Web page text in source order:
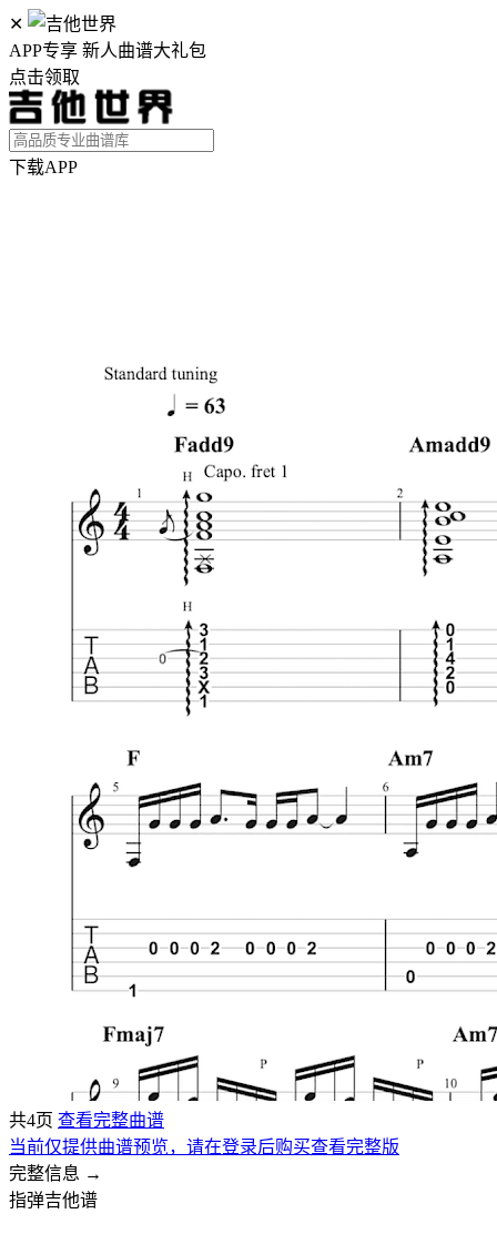
✕
APP专享 新人曲谱大礼包
点击领取
下载APP
共4页 查看完整曲谱
当前仅提供曲谱预览，请在登录后购买查看完整版
完整信息 →
指弹吉他谱